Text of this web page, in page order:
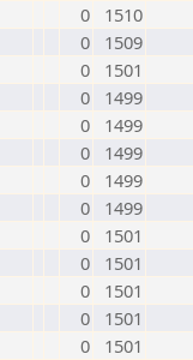
0
1510
0
1509
0
1501
0
1499
0
1499
0
1499
0
1499
0
1499
0
1501
0
1501
0
1501
0
1501
0
1501